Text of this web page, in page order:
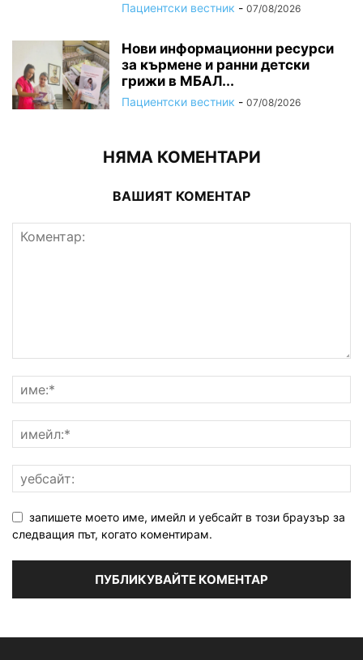
Пациентски вестник - 07/08/2026
Нови информационни ресурси
за кърмене и ранни детски
грижи в МБАЛ...
Пациентски вестник - 07/08/2026
НЯМА КОМЕНТАРИ
ВАШИЯТ КОМЕНТАР
запишете моето име, имейл и уебсайт в този браузър за
следващия път, когато коментирам.